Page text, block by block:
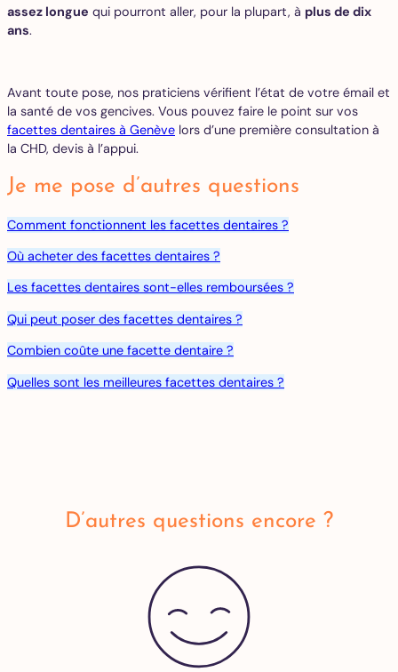
assez longue qui pourront aller, pour la plupart, à plus de dix
ans.
Avant toute pose, nos praticiens vérifient l’état de votre émail et
la santé de vos gencives. Vous pouvez faire le point sur vos
facettes dentaires à Genève lors d’une première consultation à
la CHD, devis à l’appui.
Je me pose d’autres questions
Comment fonctionnent les facettes dentaires ?
Où acheter des facettes dentaires ?
Les facettes dentaires sont-elles remboursées ?
Qui peut poser des facettes dentaires ?
Combien coûte une facette dentaire ?
Quelles sont les meilleures facettes dentaires ?
D’autres questions encore ?